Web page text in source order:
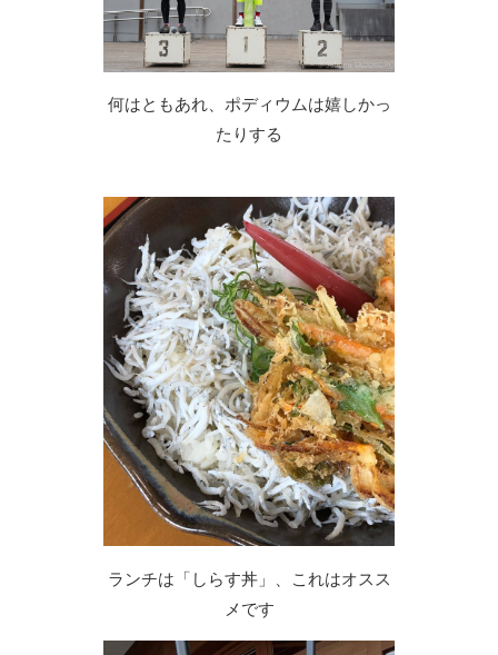
何はともあれ、ポディウムは嬉しかっ
たりする
ランチは「しらす丼」、これはオスス
メです